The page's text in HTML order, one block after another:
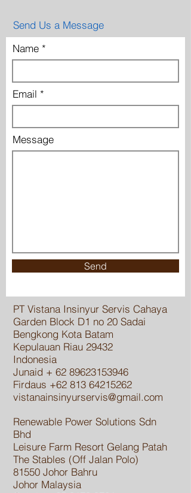
Send Us a Message
Name
Email
Message
Send
PT Vistana Insinyur Servis Cahaya
Garden Block D1 no 20 Sadai
Bengkong Kota Batam
Kepulauan Riau 29432
Indonesia
Junaid + 62 89623153946
Firdaus +62 813 64215262
vistanainsinyurservis@gmail.com
Renewable Power Solutions Sdn
Bhd
Leisure Farm Resort Gelang Patah
The Stables (Off Jalan Polo)
81550 Johor Bahru
Johor Malaysia